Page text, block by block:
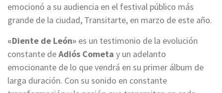
emocionó a su audiencia en el festival público más
grande de la ciudad, Transitarte, en marzo de este año.
«Diente de León» es un testimonio de la evolución
constante deAdiós Cometa y un adelanto
emocionante de lo que vendrá en su primer álbum de
larga duración. Con su sonido en constante